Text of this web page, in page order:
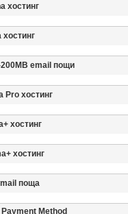
хостинг
хостинг
200MB email пощи
Pro хостинг
хостинг
хостинг
поща
Method